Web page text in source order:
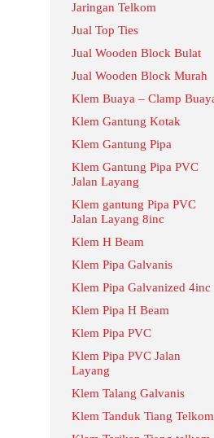
Jaringan Telkom
Jual Top Ties
Jual Wooden Block Bulat
Jual Wooden Block Murah
Klem Buaya – Clamp
Klem Gantung Kotak
Klem Gantung Pipa
Klem Gantung Pipa PVC
Jalan Layang
Klem gantung Pipa PVC
Jalan Layang 8inc
Klem H Beam
Klem Pipa Galvanis
Klem Pipa Galvanized 4inc
Klem Pipa H Beam
Klem Pipa PVC
Klem Pipa PVC Jalan
Layang
Klem Talang Galvanis
Klem Tanduk Tiang Telkom